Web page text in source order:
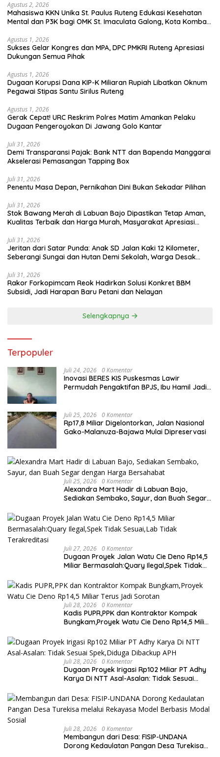
Agustus 2, 2026
Mahasiswa KKN Unika St. Paulus Ruteng Edukasi Kesehatan
Mental dan P3K bagi OMK St. Imaculata Galong, Kota Komba
Agustus 1, 2026
Sukses Gelar Kongres dan MPA, DPC PMKRI Ruteng Apresiasi
Dukungan Semua Pihak
Agustus 1, 2026
Dugaan Korupsi Dana KIP-K Miliaran Rupiah Libatkan Oknum
Pegawai Stipas Santu Sirilus Ruteng
Agustus 1, 2026
Gerak Cepat! URC Reskrim Polres Matim Amankan Pelaku
Dugaan Pengeroyokan Di Jawang Golo Kantar
Juli 31, 2026
​Demi Transparansi Pajak: Bank NTT dan Bapenda Manggarai
Akselerasi Pemasangan Tapping Box
Juli 31, 2026
Penentu Masa Depan, Pernikahan Dini Bukan Sekadar Pilihan
Juli 31, 2026
Stok Bawang Merah di Labuan Bajo Dipastikan Tetap Aman,
Kualitas Terbaik dan Harga Murah, Masyarakat Apresiasi
Juli 31, 2026
Jeritan dari Satar Punda: Anak SD Jalan Kaki 12 Kilometer,
Seberangi Sungai dan Hutan Demi Sekolah, Warga Desak
Juli 31, 2026
Rakor Forkopimcam Reok Hadirkan Solusi Konkret BBM
Subsidi, Jadi Harapan Baru Petani dan Nelayan
Selengkapnya
Terpopuler
Juli 24, 2026 0 Komentar
Inovasi BERES KIS Puskesmas Lawir
Permudah Pengaktifan BPJS, Ibu Hamil Jadi
Juli 25, 2026 0 Komentar
Rp17,8 Miliar Digelontorkan, Jalan Nasional
Gako-Malanuza-Bajawa Mulai Dipreservasi
Juli 25, 2026 0 Komentar
Alexandra Mart Hadir di Labuan Bajo,
Sediakan Sembako, Sayur, dan Buah Segar
Juli 27, 2026 0 Komentar
Dugaan Proyek Jalan Watu Cie Deno Rp14,5
Miliar Bermasalah:Quary Ilegal,Spek Tidak
Juli 28, 2026 0 Komentar
Kadis PUPR,PPK dan Kontraktor Kompak
Bungkam,Proyek Watu Cie Deno Rp14,5 Miliar
Juli 28, 2026 0 Komentar
Dugaan Proyek Irigasi Rp102 Miliar PT Adhy
Karya Di NTT Asal-Asalan: Tidak Sesuai
Juli 28, 2026 0 Komentar
Membangun dari Desa: FISIP-UNDANA
Dorong Kedaulatan Pangan Desa Turekisa